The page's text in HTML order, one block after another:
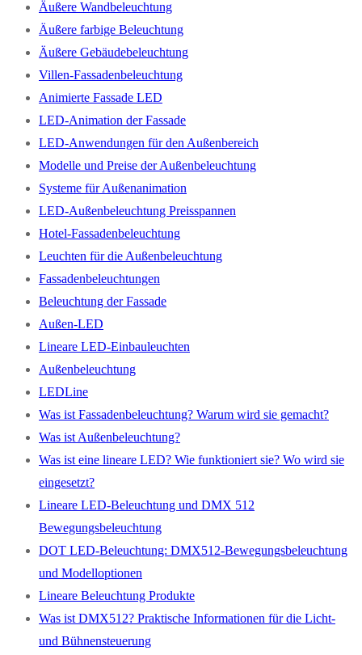
Äußere Wandbeleuchtung
Äußere farbige Beleuchtung
Äußere Gebäudebeleuchtung
Villen-Fassadenbeleuchtung
Animierte Fassade LED
LED-Animation der Fassade
LED-Anwendungen für den Außenbereich
Modelle und Preise der Außenbeleuchtung
Systeme für Außenanimation
LED-Außenbeleuchtung Preisspannen
Hotel-Fassadenbeleuchtung
Leuchten für die Außenbeleuchtung
Fassadenbeleuchtungen
Beleuchtung der Fassade
Außen-LED
Lineare LED-Einbauleuchten
Außenbeleuchtung
LEDLine
Was ist Fassadenbeleuchtung? Warum wird sie gemacht?
Was ist Außenbeleuchtung?
Was ist eine lineare LED? Wie funktioniert sie? Wo wird sie
eingesetzt?
Lineare LED-Beleuchtung und DMX 512
Bewegungsbeleuchtung
DOT LED-Beleuchtung: DMX512-Bewegungsbeleuchtung
und Modelloptionen
Lineare Beleuchtung Produkte
Was ist DMX512? Praktische Informationen für die Licht-
und Bühnensteuerung